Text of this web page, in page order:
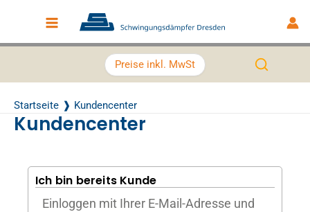
Main Menu
Preise inkl. MwSt
Startseite Kundencenter
Kundencenter
Ich bin bereits Kunde
Einloggen mit Ihrer E-Mail-Adresse und